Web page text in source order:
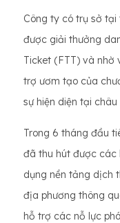
Công ty có trụ sở tại
được giải thưởng
Ticket (FTT) và nhờ
trợ ươm tạo của
sự hiện diện tại
Trong 6 tháng đầu
đã thu hút được các
dụng nền tảng dịch
địa phương thông
hỗ trợ các nỗ lực